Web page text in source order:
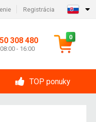
Registrácia
308 480
- 16:00
0
TOP ponuky